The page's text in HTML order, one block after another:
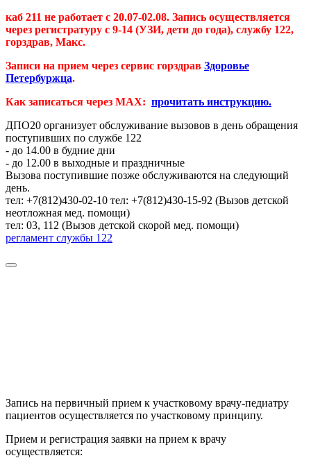
каб 211 не работает с 20.07-02.08. Запись осуществляется
через регистратуру с 9-14 (УЗИ, дети до года), службу 122,
горздрав, Макс.
Записи на прием через сервис горздрав Здоровье
Петербуржца.
Как записаться через MAX: прочитать инструкцию.
ДПО20 организует обслуживание вызовов в день обращения
поступивших по службе 122
- до 14.00 в будние дни
- до 12.00 в выходные и праздничные
Вызова поступившие позже обслуживаются на следующий
день.
тел: +7(812)430-02-10 тел: +7(812)430-15-92 (Вызов детской
неотложная мед. помощи)
тел: 03, 112 (Вызов детской скорой мед. помощи)
регламент службы 122
Запись на первичный прием к участковому врачу-педиатру
пациентов осуществляется по участковому принципу.
Прием и регистрация заявки на прием к врачу
осуществляется: